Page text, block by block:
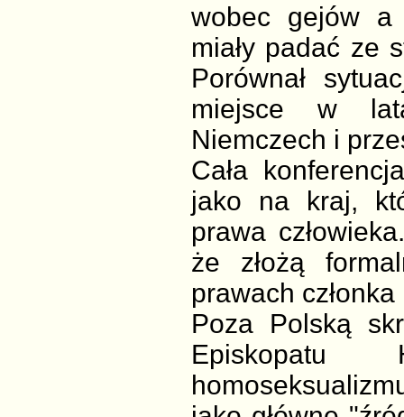
wobec gejów a
miały padać ze
Porównał
miejsce w
Niemczech i
Cała
jako na kraj,
prawa
że złożą
prawach
Poza Polską
Episkopatu